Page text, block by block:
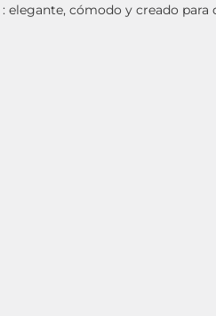
: elegante, cómodo y creado para